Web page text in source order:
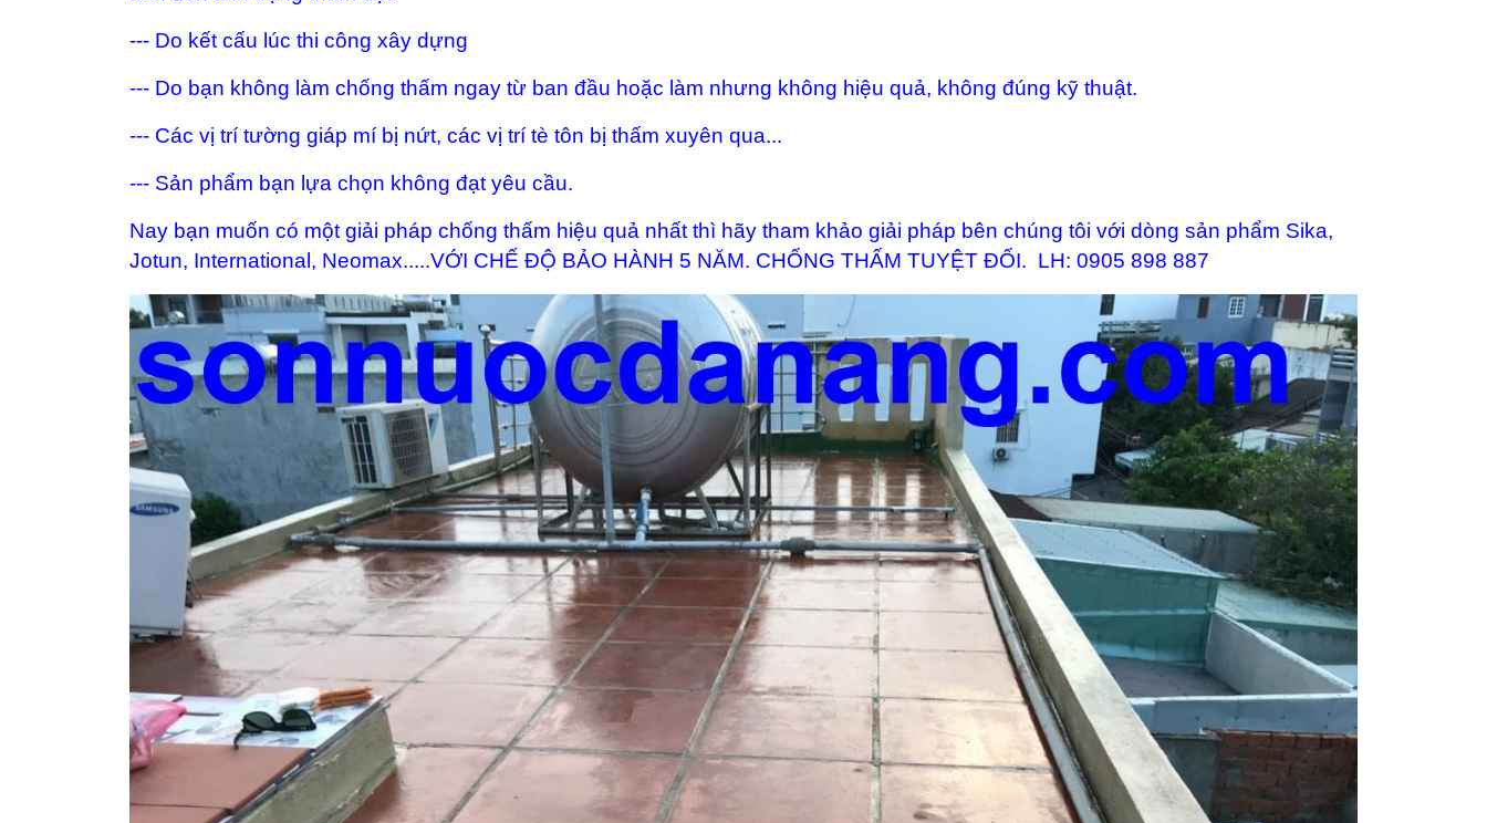
--- Do kết cấu lúc thi công xây dựng
--- Do bạn không làm chống thấm ngay từ ban đầu hoặc làm nhưng không hiệu quả, không đúng kỹ thuật.
--- Các vị trí tường giáp mí bị nứt, các vị trí tè tôn bị thấm xuyên qua...
--- Sản phẩm bạn lựa chọn không đạt yêu cầu.
Nay bạn muốn có một giải pháp chống thấm hiệu quả nhất thì hãy tham khảo giải pháp bên chúng tôi với dòng sản phẩm Sika,
Jotun, International, Neomax.....VỚI CHẾ ĐỘ BẢO HÀNH 5 NĂM. CHỐNG THẤM TUYỆT ĐỐI. LH: 0905 898 887